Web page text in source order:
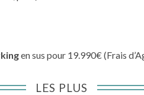
en sus pour 19.990€ (Frais
LES PLUS